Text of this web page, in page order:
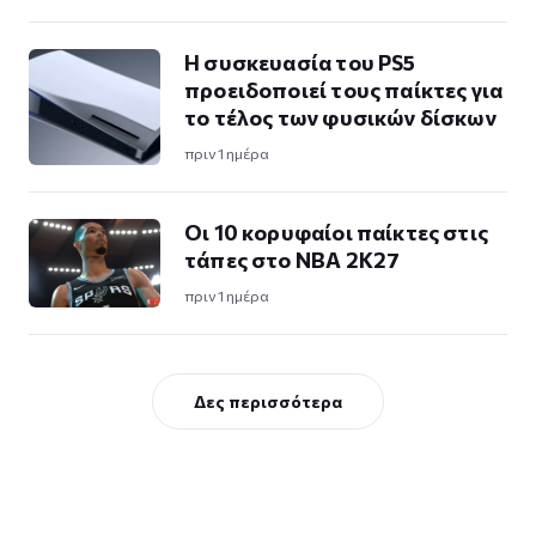
Η συσκευασία του PS5
προειδοποιεί τους παίκτες για
το τέλος των φυσικών δίσκων
πριν 1 ημέρα
Οι 10 κορυφαίοι παίκτες στις
τάπες στο NBA 2K27
πριν 1 ημέρα
Δες περισσότερα